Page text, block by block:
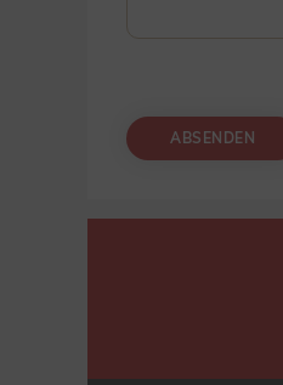
ABSENDEN